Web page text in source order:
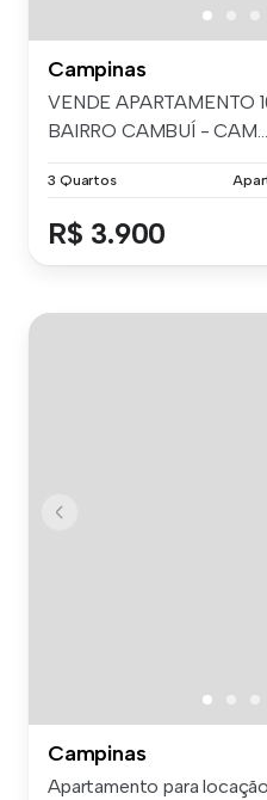
Campinas
VENDE APARTAMENTO
BAIRRO CAMBUÍ - CAM...
3 Quartos
R$ 3.900
Campinas
Apartamento para